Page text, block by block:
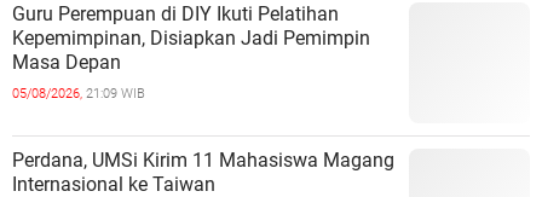
Guru Perempuan di DIY Ikuti Pelatihan
Kepemimpinan, Disiapkan Jadi Pemimpin
Masa Depan
05/08/2026, 21:09 WIB
Perdana, UMSi Kirim 11 Mahasiswa Magang
Internasional ke Taiwan